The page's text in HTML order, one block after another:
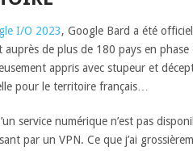
I/O 2023, Google Bard a été
auprès de plus de 180 pays en
appris avec stupeur et
pour le territoire français…
service numérique n’est pas
par un VPN. Ce que j’ai